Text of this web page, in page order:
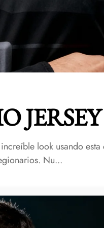
JERSEY
look usando esta
Nu...